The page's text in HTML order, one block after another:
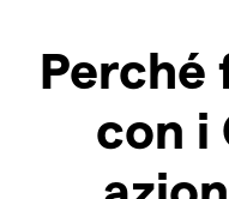
Perché
con i